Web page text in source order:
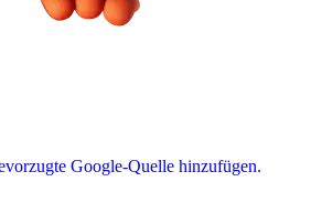
Google-Quelle hinzufügen.